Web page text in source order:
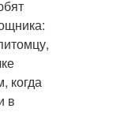
когда
в